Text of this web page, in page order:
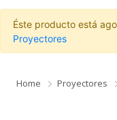
Éste producto está
Proyectores
Home Proyectores